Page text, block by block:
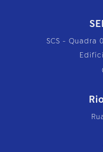
SCS - Quadra